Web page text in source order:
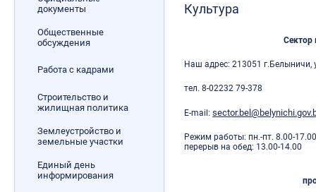
документы
Общественные
обсуждения
Работа с кадрами
Строительство и
жилищная политика
Землеустройство и
земельные участки
Единый день
информирования
Культура
Сектор
Наш адрес: 213051 г.Белыничи,
тел. 8-02232 79-378
E-mail:
Режим работы: пн.-пт. 8.00-
перерыв на обед: 13.00-14.00